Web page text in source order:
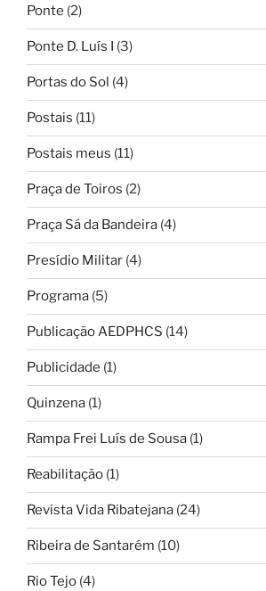
Ponte (2)
Ponte D. Luís I (3)
Portas do Sol (4)
Postais (11)
Postais meus (11)
Praça de Toiros (2)
Praça Sá da Bandeira (4)
Presídio Militar (4)
Programa (5)
Publicação AEDPHCS (14)
Publicidade (1)
Quinzena (1)
Rampa Frei Luís de Sousa (1)
Reabilitação (1)
Revista Vida Ribatejana (24)
Ribeira de Santarém (10)
Rio Tejo (4)